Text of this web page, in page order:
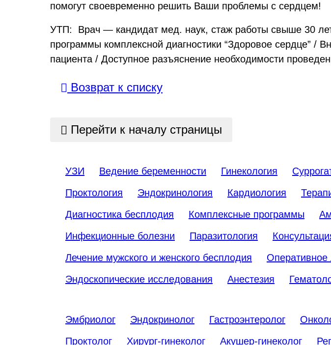
помогут своевременно решить Ваши проблемы с сердцем!
УТП: Врач — кандидат мед. наук, стаж работы свыше 30
программы комплексной диагностики “Здоровое сердце” /
пациента / Доступное разъяснение необходимости
Возврат к списку
Перейти к началу страницы
УЗИ Ведение беременности Гинекология
Проктология
Эндокринология Кардиология
Диагностика бесплодия
Комплексные программы
Инфекционные болезни
Паразитология
Лечение мужского и женского бесплодия
Оперативное
Эндоскопические исследования
Анестезия
Эмбриолог Эндокринолог Гастроэнтеролог
Проктолог
Хирург-гинеколог Акушер-гинеколог